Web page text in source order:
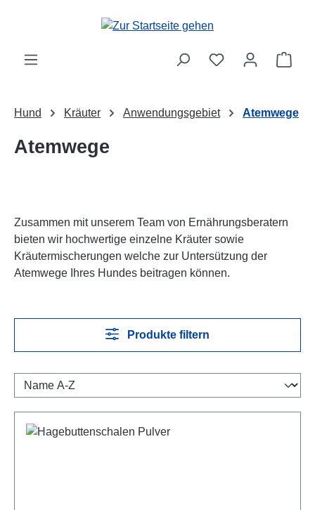
Zum Hauptinhalt springen
Hund Kräuter Anwendungsgebiet Atemwege
Atemwege
Zusammen mit unserem Team von Ernährungsberatern
bieten wir hochwertige einzelne Kräuter sowie
Kräutermischerungen welche zur Untersützung der
Atemwege Ihres Hundes beitragen können.
Produkte filtern